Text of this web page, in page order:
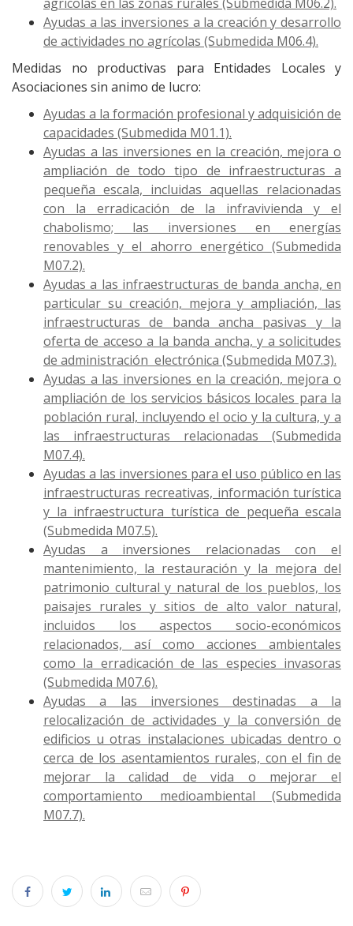
Ayudas a las inversiones a la creación y desarrollo
de actividades no agrícolas (Submedida M06.4).
Medidas no productivas para Entidades Locales y
Asociaciones sin animo de lucro:
Ayudas a la formación profesional y adquisición de
capacidades (Submedida M01.1).
Ayudas a las inversiones en la creación, mejora o
ampliación de todo tipo de infraestructuras a
pequeña escala, incluidas aquellas relacionadas
con la erradicación de la infravivienda y el
chabolismo; las inversiones en energías
renovables y el ahorro energético (Submedida
M07.2).
Ayudas a las infraestructuras de banda ancha, en
particular su creación, mejora y ampliación, las
infraestructuras de banda ancha pasivas y la
oferta de acceso a la banda ancha, y a solicitudes
de administración electrónica (Submedida M07.3).
Ayudas a las inversiones en la creación, mejora o
ampliación de los servicios básicos locales para la
población rural, incluyendo el ocio y la cultura, y a
las infraestructuras relacionadas (Submedida
M07.4).
Ayudas a las inversiones para el uso público en las
infraestructuras recreativas, información turística
y la infraestructura turística de pequeña escala
(Submedida M07.5).
Ayudas a inversiones relacionadas con el
mantenimiento, la restauración y la mejora del
patrimonio cultural y natural de los pueblos, los
paisajes rurales y sitios de alto valor natural,
incluidos los aspectos socio-económicos
relacionados, así como acciones ambientales
como la erradicación de las especies invasoras
(Submedida M07.6).
Ayudas a las inversiones destinadas a la
relocalización de actividades y la conversión de
edificios u otras instalaciones ubicadas dentro o
cerca de los asentamientos rurales, con el fin de
mejorar la calidad de vida o mejorar el
comportamiento medioambiental (Submedida
M07.7).